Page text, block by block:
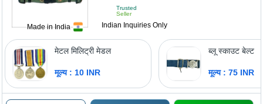
Made in India
Trusted
Seller
Indian Inquiries Only
मेटल मिलिट्री मेडल
मूल्य : 10 INR
ब्लू स्काउट बेल्ट
मूल्य : 75 INR